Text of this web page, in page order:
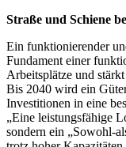
Straße und Schiene
Ein funktionierender
Fundament einer
Arbeitsplätze und
Bis 2040 wird ein
Investitionen in eine
„Eine leistungsfähige
sondern ein „Sowohl-